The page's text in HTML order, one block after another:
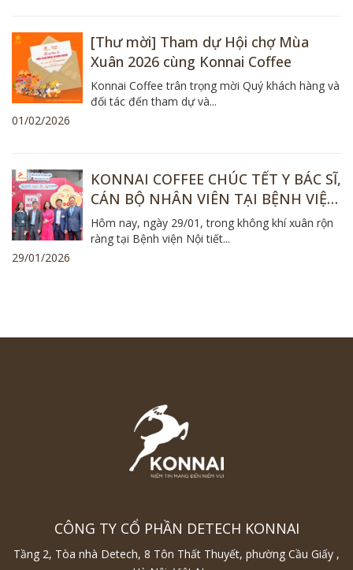
01/02/2026
[Thư mời] Tham dự Hội chợ Mùa
Xuân 2026 cùng Konnai Coffee
Konnai Coffee trân trọng mời Quý khách hàng và
đối tác đến tham dự và...
29/01/2026
KONNAI COFFEE CHÚC TẾT Y BÁC SĨ,
CÁN BỘ NHÂN VIÊN TẠI BỆNH VIỆN
NỘI TIẾT TRUNG ƯƠNG
Hôm nay, ngày 29/01, trong không khí xuân rộn
ràng tại Bệnh viện Nội tiết...
CÔNG TY CỔ PHẦN DETECH KONNAI
Tầng 2, Tòa nhà Detech, 8 Tôn Thất Thuyết, phường Cầu Giấy ,